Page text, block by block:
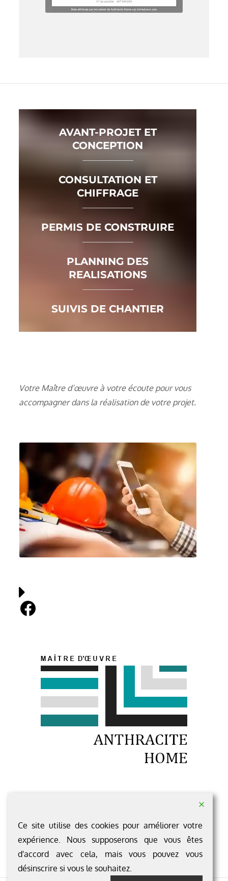
AVANT-PROJET ET
CONCEPTION
CONSULTATION ET
CHIFFRAGE
PERMIS DE CONSTRUIRE
PLANNING DES
REALISATIONS
SUIVIS DE CHANTIER
Votre Maître d’œuvre à votre écoute pour vous
accompagner dans la réalisation de votre projet.
Facebook
49 500 SEGRE-EN-ANJOU BLEU
Pour nous contacter c'est ici ...
Ce site utilise des cookies pour améliorer votre
expérience. Nous supposerons que vous êtes
d'accord avec cela, mais vous pouvez vous
désinscrire si vous le souhaitez.